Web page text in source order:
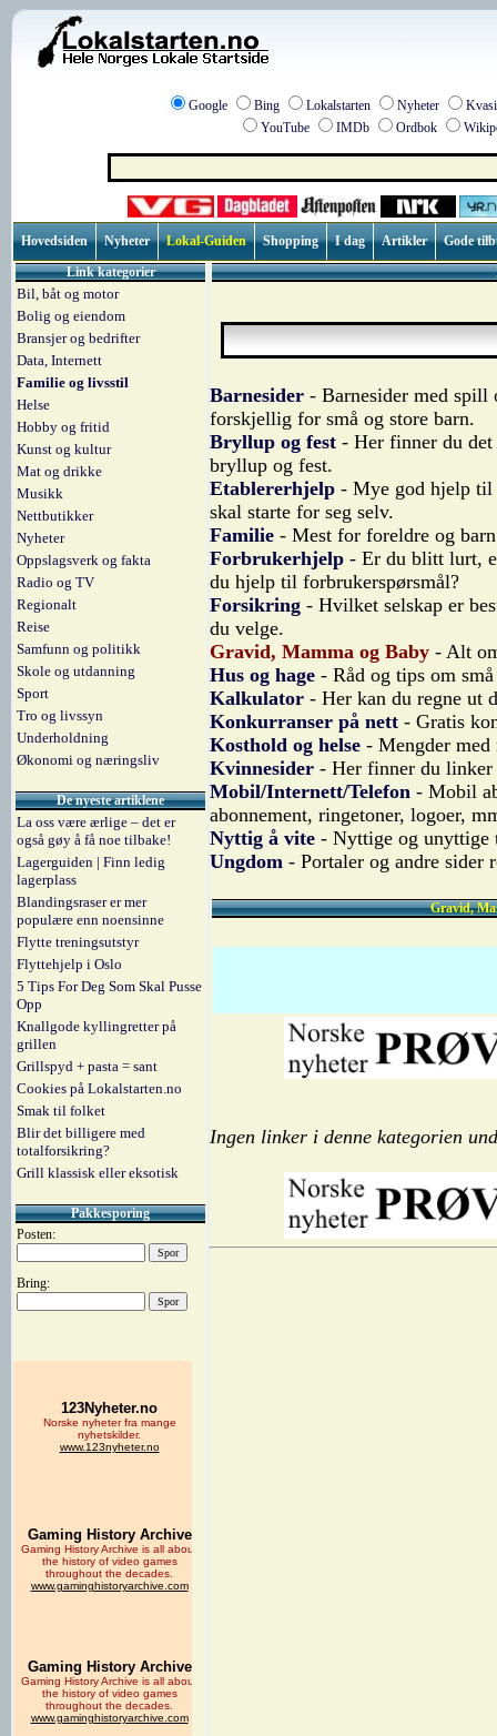
Google Bing Lokalstarten Nyheter
YouTube
IMDb Ordbok
Hovedsiden Nyheter Lokal-Guiden Shopping I dag Artikler
Gode
Link kategorier
Bil, båt og motor
Bolig og eiendom
Bransjer og bedrifter
Data, Internett
Familie og livsstil
Helse
Hobby og fritid
Kunst og kultur
Mat og drikke
Musikk
Nettbutikker
Nyheter
Oppslagsverk og fakta
Radio og TV
Regionalt
Reise
Samfunn og politikk
Skole og utdanning
Sport
Tro og livssyn
Underholdning
Økonomi og næringsliv
De nyeste artiklene
La oss være ærlige – det er
også gøy å få noe tilbake!
Lagerguiden | Finn ledig
lagerplass
Blandingsraser er mer
populære enn noensinne
Flytte treningsutstyr
Flyttehjelp i Oslo
5 Tips For Deg Som Skal Pusse
Opp
Knallgode kyllingretter på
grillen
Grillspyd + pasta = sant
Cookies på Lokalstarten.no
Smak til folket
Blir det billigere med
totalforsikring?
Grill klassisk eller eksotisk
Pakkesporing
Posten:
Bring:
Barnesider - Barnesider med spill
forskjellig for små og store barn.
Bryllup og fest - Her finner du
bryllup og fest.
Etablererhjelp - Mye god hjelp til
skal starte for seg selv.
Familie - Mest for foreldre og
Forbrukerhjelp - Er du blitt lurt,
du hjelp til forbrukerspørsmål?
Forsikring - Hvilket selskap er
du velge.
Gravid, Mamma og Baby - Alt
Hus og hage - Råd og tips om
Kalkulator - Her kan du regne ut
Konkurranser på nett - Gratis
Kosthold og helse - Mengder
Kvinnesider - Her finner du linker
Mobil/Internett/Telefon - Mobil
abonnement, ringetoner, logoer,
Nyttig å vite - Nyttige og unyttige
Ungdom - Portaler og andre sider
Gravid,
Ingen linker i denne kategorien